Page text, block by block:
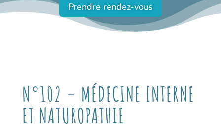
Prendre rendez-vous
N°102 – MÉDECINE INTERNE
ET NATUROPATHIE